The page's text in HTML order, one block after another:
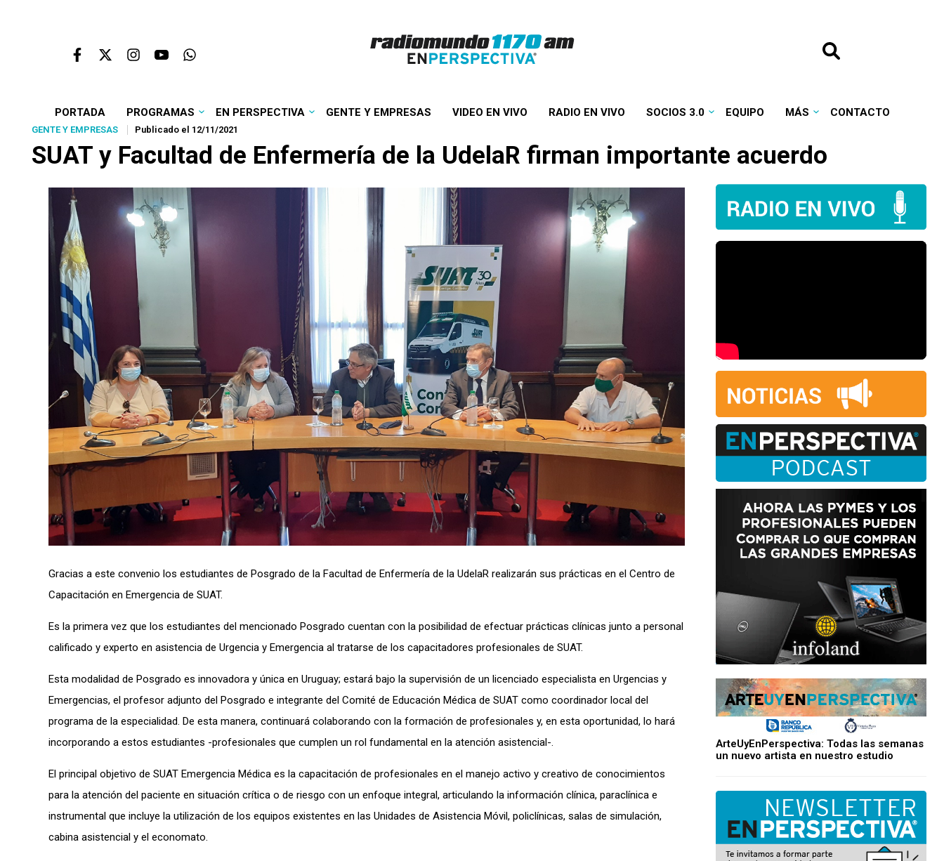
PORTADA PROGRAMAS EN PERSPECTIVA GENTE Y EMPRESAS VIDEO EN VIVO RADIO EN VIVO SOCIOS 3.0 EQUIPO MÁS CONTACTO
GENTE Y EMPRESAS Publicado el 12/11/2021
SUAT y Facultad de Enfermería de la UdelaR firman importante acuerdo
Gracias a este convenio los estudiantes de Posgrado de la Facultad de Enfermería de la UdelaR realizarán sus prácticas en el Centro de
Capacitación en Emergencia de SUAT.
Es la primera vez que los estudiantes del mencionado Posgrado cuentan con la posibilidad de efectuar prácticas clínicas junto a personal
calificado y experto en asistencia de Urgencia y Emergencia al tratarse de los capacitadores profesionales de SUAT.
Esta modalidad de Posgrado es innovadora y única en Uruguay; estará bajo la supervisión de un licenciado especialista en Urgencias y
Emergencias, el profesor adjunto del Posgrado e integrante del Comité de Educación Médica de SUAT como coordinador local del
programa de la especialidad. De esta manera, continuará colaborando con la formación de profesionales y, en esta oportunidad, lo hará
incorporando a estos estudiantes -profesionales que cumplen un rol fundamental en la atención asistencial-.
El principal objetivo de SUAT Emergencia Médica es la capacitación de profesionales en el manejo activo y creativo de conocimientos
para la atención del paciente en situación crítica o de riesgo con un enfoque integral, articulando la información clínica, paraclínica e
instrumental que incluye la utilización de los equipos existentes en las Unidades de Asistencia Móvil, policlínicas, salas de simulación,
cabina asistencial y el economato.
ArteUyEnPerspectiva: Todas las semanas
un nuevo artista en nuestro estudio